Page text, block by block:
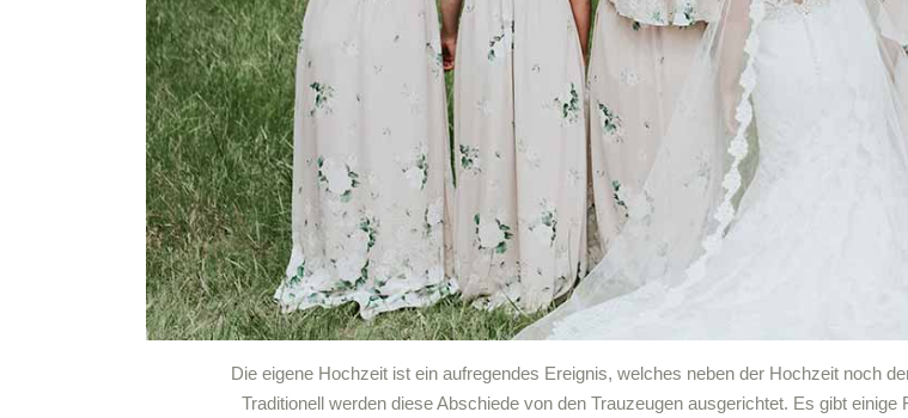
Die eigene Hochzeit ist ein aufregendes Ereignis, welches neben der Hochzeit noch
Traditionell werden diese Abschiede von den Trauzeugen ausgerichtet. Es gibt